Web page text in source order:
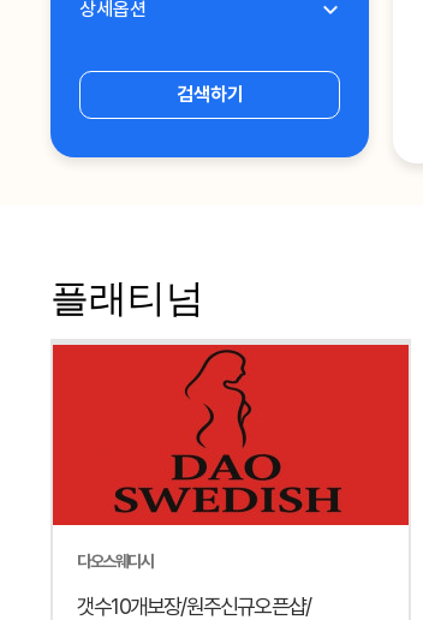
상세옵션
검색하기
플래티넘
다오스웨디시
갯수10개보장/원주신규오픈샵/